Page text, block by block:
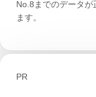
No.8までのデータが
ます。
PR